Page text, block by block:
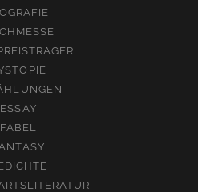
ESSAY
FABEL